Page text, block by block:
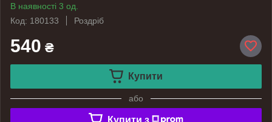
В наявності 3 од.
Код: 180133
Роздріб
540 ₴
Купити
або
Купити з